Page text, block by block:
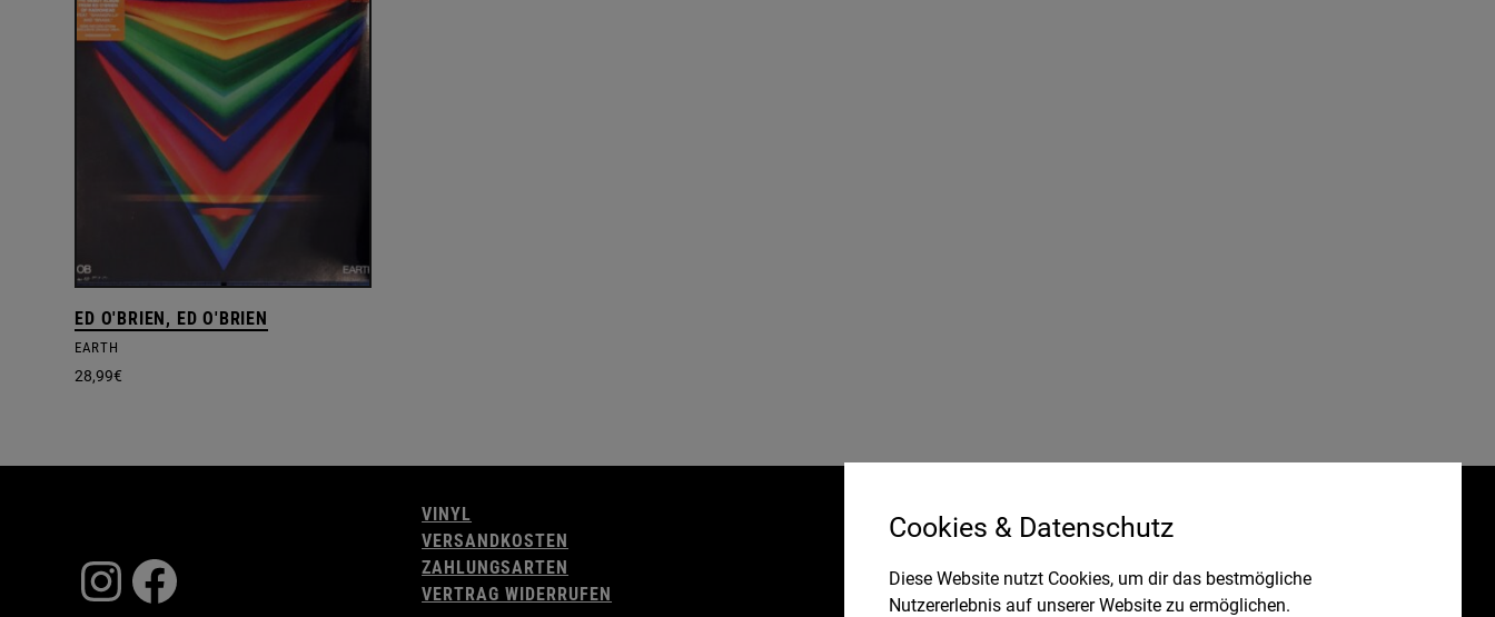
ED O'BRIEN, ED O'BRIEN
EARTH
28,99€
Instagram
Facebook
VINYL
VERSANDKOSTEN
ZAHLUNGSARTEN
VERTRAG WIDERRUFEN
WIDERRUFSBELEHRUNG
IMPRESSUM
DATENSCHUTZ
Cookies & Datenschutz
Diese Website nutzt Cookies, um dir das bestmögliche
Nutzererlebnis auf unserer Website zu ermöglichen.